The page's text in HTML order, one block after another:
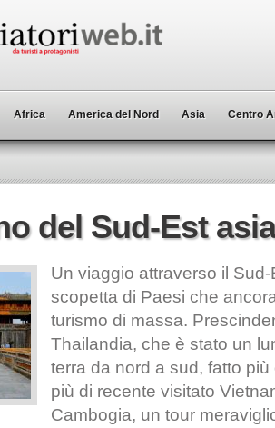
Africa America del Nord Asia Centro
del Sud-Est
Un viaggio attraverso il
scopetta di Paesi che
turismo di massa.
Thailandia, che è stato un
terra da nord a sud, fatto
più di recente visitato
Cambogia, un tour